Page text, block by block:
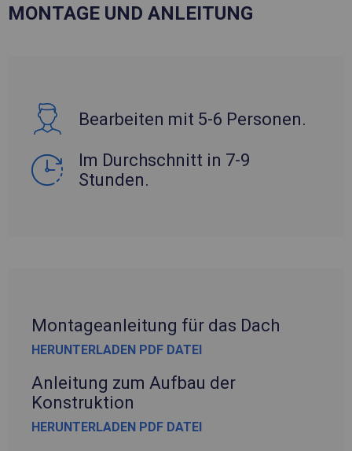
MONTAGE UND ANLEITUNG
Bearbeiten mit 5-6 Personen.
Im Durchschnitt in 7-9
Stunden.
Montageanleitung für das Dach
HERUNTERLADEN PDF DATEI
Anleitung zum Aufbau der
Konstruktion
HERUNTERLADEN PDF DATEI